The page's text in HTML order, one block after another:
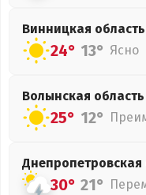
Винницкая область
24° 13° Ясно
Волынская область
25° 12°
Днепропетровская
30° 21°